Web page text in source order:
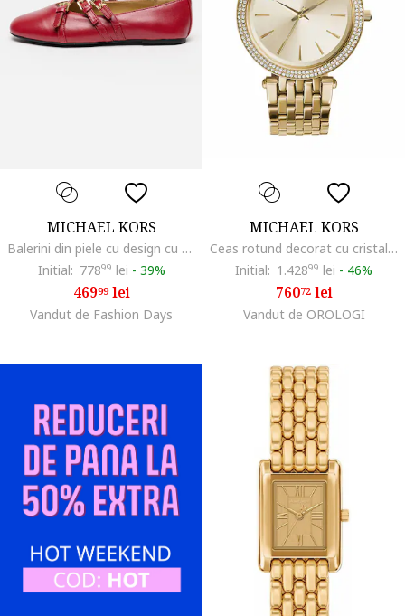
MICHAEL KORS
Balerini din piele cu design cu barete incrucisate Indy, Roz zmeuriu
Initial: 77899 lei - 39%
46999lei
Vandut de Fashion Days
MICHAEL KORS
Ceas rotund decorat cu cristale Darci, Auriu
Initial: 1.42899 lei - 46%
76072lei
Vandut de OROLOGI